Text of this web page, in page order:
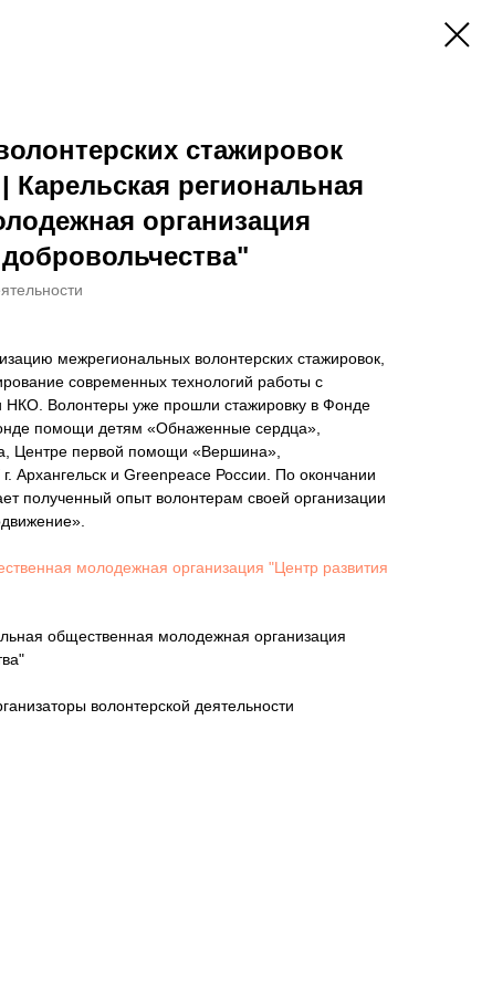
стажировок
Карельская региональная
организация
межрегиональных волонтерских стажировок,
современных технологий работы с
НКО. Волонтеры уже прошли стажировку в Фонде
помощи детям «Обнаженные сердца»,
Центре первой помощи «Вершина»,
Архангельск и Greenpeace России. По окончании
полученный опыт волонтерам своей организации
молодежная организация "Центр развития
общественная молодежная организация
волонтерской деятельности